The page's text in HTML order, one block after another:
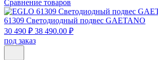
Сравнение товаров
61309 Светодиодный подвес GAETANO
30 490 ₽ 38 490.00 ₽
под заказ